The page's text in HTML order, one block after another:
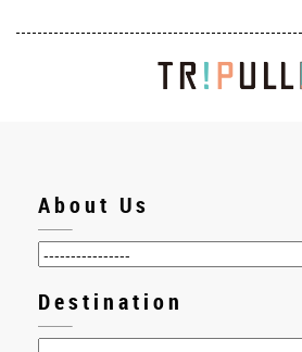
About Us
Destination